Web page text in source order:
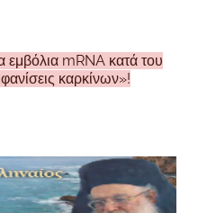
mRNA κατά του
καρκίνων»!